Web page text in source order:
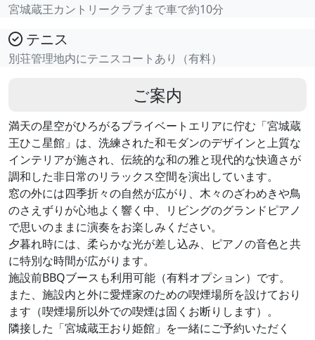
宮城蔵王カントリークラブまで車で約10分
テニス
別荘管理地内にテニスコートあり（有料）
ご案内
満天の星空がひろがるプライベートエリアに佇む「宮城蔵
王ひこ星館」は、洗練された和モダンのデザインと上質な
インテリアが施され、伝統的な和の雅と現代的な快適さが
調和した非日常のリラックス空間を演出しています。
窓の外には四季折々の自然が広がり、木々のざわめきや鳥
のさえずりが心地よく響く中、リビングのグランドピアノ
で思いのままに演奏をお楽しみください。
夕暮れ時には、柔らかな光が差し込み、ピアノの音色と共
に特別な時間が広がります。
施設前BBQブースも利用可能（有料オプション）です。
また、施設内と外に愛煙家のための喫煙場所を設けており
ます（喫煙場所以外での喫煙は固くお断りします）。
隣接した「宮城蔵王おり姫館」を一緒にご予約いただく